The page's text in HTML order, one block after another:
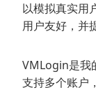
以模拟真实用
用户友好，并
VMLogin是我
支持多个账户